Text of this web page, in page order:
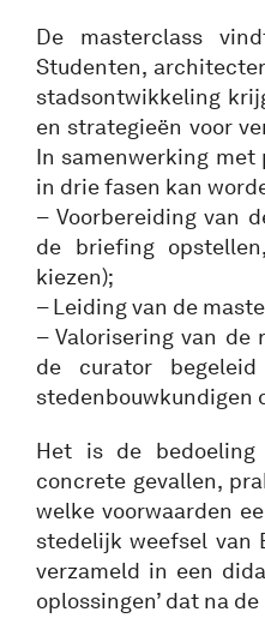
De masterclass
Studenten,
stadsontwikkeling
en strategieën voor
In samenwerking
in drie fasen kan
– Voorbereiding van
de briefing
kiezen);
– Leiding van de
– Valorisering van de
de curator
stedenbouwkundigen
Het is de
concrete gevallen,
welke voorwaarden
stedelijk weefsel van
verzameld in een
oplossingen’ dat na